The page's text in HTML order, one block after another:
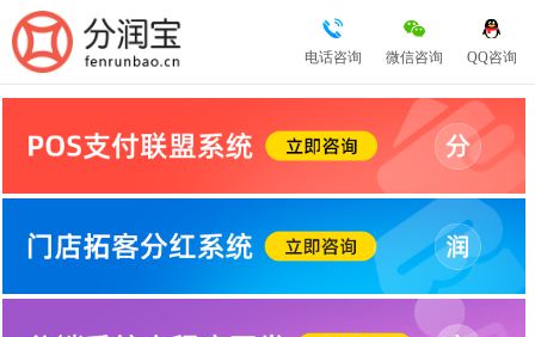
QQ咨询
微信咨询
电话咨询